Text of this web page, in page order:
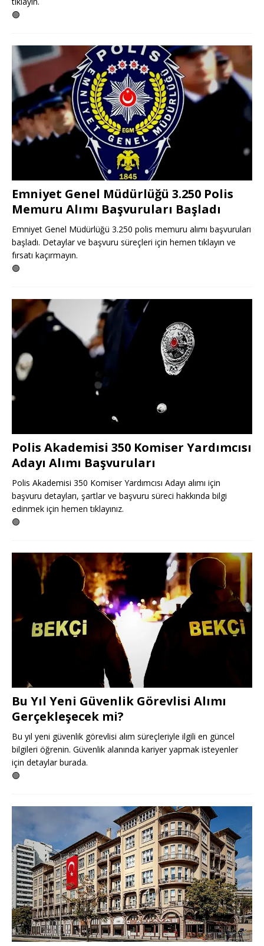
🟢
Emniyet Genel Müdürlüğü 3.250 Polis
Memuru Alımı Başvuruları Başladı
Emniyet Genel Müdürlüğü 3.250 polis memuru alımı başvuruları
başladı. Detaylar ve başvuru süreçleri için hemen tıklayın ve
fırsatı kaçırmayın.
🟢
Polis Akademisi 350 Komiser Yardımcısı
Adayı Alımı Başvuruları
Polis Akademisi 350 Komiser Yardımcısı Adayı alımı için
başvuru detayları, şartlar ve başvuru süreci hakkında bilgi
edinmek için hemen tıklayınız.
🟢
Bu Yıl Yeni Güvenlik Görevlisi Alımı
Gerçekleşecek mi?
Bu yıl yeni güvenlik görevlisi alım süreçleriyle ilgili en güncel
bilgileri öğrenin. Güvenlik alanında kariyer yapmak isteyenler
için detaylar burada.
🟢